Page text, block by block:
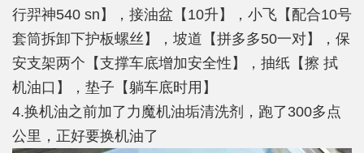
行羿神540 sn】，接油盆【10升】，小飞【配合10号
套筒拆卸下护板螺丝】，坡道【拼多多50一对】，保
安支架两个【支撑车底增加安全性】，抽纸【擦 拭
机油口】，垫子【躺车底时用】
4.换机油之前加了力魔机油垢清洗剂，跑了300多点
公里，正好要换机油了